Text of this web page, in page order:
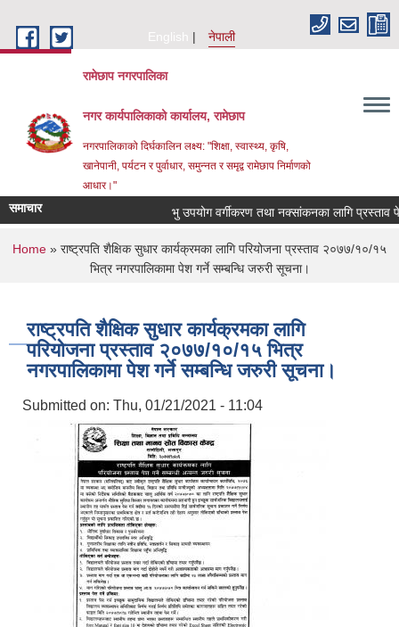
English
नेपाली
रामेछाप नगरपालिका
नगर कार्यपालिकाको कार्यालय, रामेछाप
नगरपालिकाको दिर्घकालिन लक्ष्य: "शिक्षा, स्वास्थ्य, कृषि,
खानेपानी, पर्यटन र पुर्वाधार, समुन्नत र समृद्व रामेछाप निर्माणको
आधार।"
समाचार भु उपयोग वर्गीकरण तथा नक्सांकनका लागि प्रस्ताव पेश
You are here
Home » राष्ट्रपति शैक्षिक सुधार कार्यक्रमका लागि परियोजना प्रस्ताव २०७७/१०/१५
भित्र नगरपालिकामा पेश गर्ने सम्बन्धि जरुरी सूचना।
राष्ट्रपति शैक्षिक सुधार कार्यक्रमका लागि
परियोजना प्रस्ताव २०७७/१०/१५ भित्र
नगरपालिकामा पेश गर्ने सम्बन्धि जरुरी सूचना।
Submitted on: Thu, 01/21/2021 - 11:04